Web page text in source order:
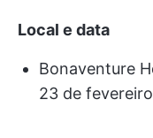
Local e data
Bonaventure
23 de